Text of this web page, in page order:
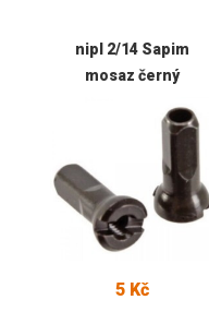
nipl 2/14 Sapim
mosaz černý
5 Kč